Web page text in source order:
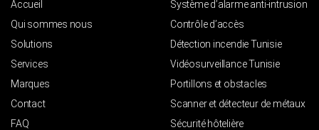
Accueil
Qui sommes nous
Solutions
Services
Marques
Contact
FAQ
Système d’alarme anti-intrusion
Contrôle d’accès
Détection incendie Tunisie
Vidéosurveillance Tunisie
Portillons et obstacles
Scanner et détecteur de métaux
Sécurité hôtelière